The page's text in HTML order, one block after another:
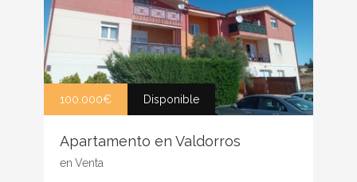
100.000€ Disponible
Apartamento en Valdorros
en Venta